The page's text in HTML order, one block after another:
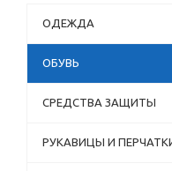
ОДЕЖДА
ОБУВЬ
СРЕДСТВА ЗАЩИТЫ
РУКАВИЦЫ И